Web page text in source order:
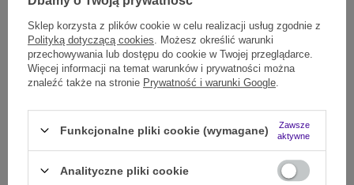
Sklep korzysta z plików cookie w celu realizacji usług zgodnie z
Polityką dotyczącą cookies . Możesz określić warunki
przechowywania lub dostępu do cookie w Twojej przeglądarce.
Więcej informacji na temat warunków i prywatności można
znaleźć także na stronie Prywatność i warunki Google
Funkcjonalne pliki cookie (wymagane)
Zawsze
aktywne
Analityczne pliki cookie